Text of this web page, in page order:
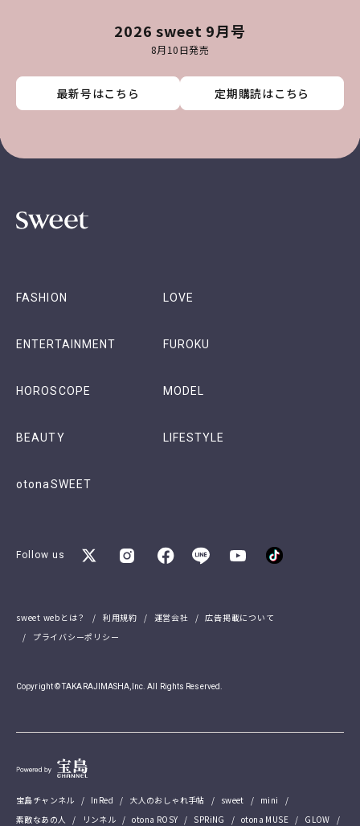
2026 sweet 9月号
8月10日発売
最新号はこちら 定期購読はこちら
最新号はこちら 定期購読はこちら
最新号はこちら 定期購読はこちら
最新号はこちら 定期購読はこちら
FASHION LOVE
ENTERTAINMENT FUROKU
HOROSCOPE MODEL
BEAUTY LIFESTYLE
otonaSWEET
Follow us
sweet webとは？ 利用規約 運営会社
広告掲載について
プライバシーポリシー
Copyright © TAKARAJIMASHA,Inc. All Rights Reserved.
宝島チャンネル InRed 大人のおしゃれ手帖 sweet
mini
素敵なあの人
リンネル otona ROSY SPRiNG otona MUSE
GLOW